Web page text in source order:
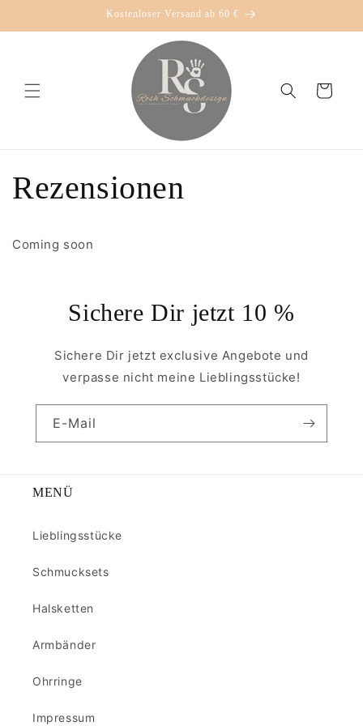
Inhalt
Kostenloser Versand ab 60 €
Warenkorb
Rezensionen
Coming soon
Sichere Dir jetzt 10 %
Sichere Dir jetzt exclusive Angebote und
verpasse nicht meine Lieblingsstücke!
E-Mail
MENÜ
Lieblingsstücke
Schmucksets
Halsketten
Armbänder
Ohrringe
Impressum